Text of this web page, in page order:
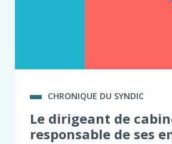
CHRONIQUE DU SYNDIC
Le dirigeant de
responsable de ses